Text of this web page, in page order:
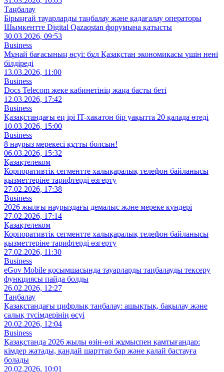
Таңбалау
Бірыңғай тауарларды таңбалау және қадағалау операторы
Шымкентте Digital Qazaqstan форумына қатысты
30.03.2026, 09:53
Business
Мұнай бағасының өсуі: бұл Қазақстан экономикасы үшін нені
білдіреді
13.03.2026, 11:00
Business
Docs Telecom жеке кабинетінің жаңа басты беті
12.03.2026, 17:42
Business
Қазақстандағы ең ірі IT-хакатон бір уақытта 20 қалада өтеді
10.03.2026, 15:00
Business
8 наурыз мерекесі құтты болсын!
06.03.2026, 15:32
Қазақтелеком
Корпоративтік сегментте халықаралық телефон байланысы
қызметтеріне тарифтерді өзгерту
27.02.2026, 17:38
Business
2026 жылғы наурыздағы демалыс және мереке күндері
27.02.2026, 17:14
Қазақтелеком
Корпоративтік сегментте халықаралық телефон байланысы
қызметтеріне тарифтерді өзгерту
27.02.2026, 11:30
Business
eGov Mobile қосымшасында тауарларды таңбалауды тексеру
функциясы пайда болды
26.02.2026, 12:27
Таңбалау
Қазақстандағы цифрлық таңбалау: ашықтық, бақылау және
салық түсімдерінің өсуі
20.02.2026, 12:04
Business
Қазақстанда 2026 жылы өзін-өзі жұмыспен қамтығандар:
кімдер жатады, қандай шарттар бар және қалай бастауға
болады
20.02.2026, 10:01